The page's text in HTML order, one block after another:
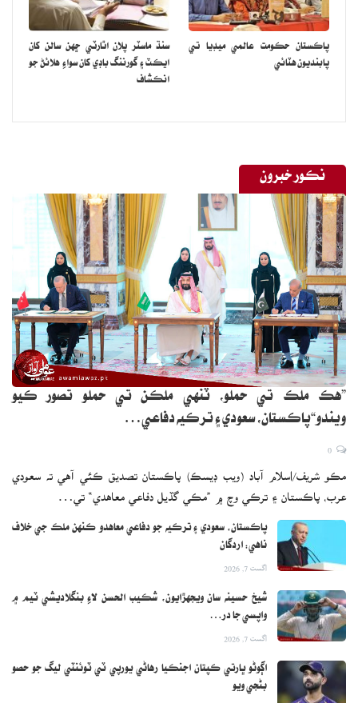
پاڪستان حڪومت عالمي ميڊيا تي
پابنديون هٽائي
سنڌ ماسٽر پلان اٿارٽي ڇهن سالن کان
ايڪٽ ۽ گورننگ باڊي کان سواءِ هلائڻ جو
انڪشاف
نڪور خبرون
”هڪ ملڪ تي حملو، ٽنهي ملڪن تي حملو تصور ڪيو
ويندو“پاڪستان، سعودي ۽ ترڪيه دفاعي…
مڪو شريف/اسلام آباد (ويب ڊيسڪ) پاڪستان تصديق ڪئي آهي ته سعودي
عرب، پاڪستان ۽ ترڪي وچ ۾ ”مڪي گڏيل دفاعي معاهدي“ تي…
پاڪستان، سعودي ۽ ترڪيه جو دفاعي معاهدو ڪنهن ملڪ جي خلاف
ناهي: اردگان
اگست 7, 2026
شيخ حسينه سان ويجهڙايون، شڪيب الحسن لاءِ بنگلاديشي ٽيم ۾
واپسي جا در…
اگست 7, 2026
اڳوڻو ڀارتي ڪپتان اجنڪيا رهاڻي يورپي ٽي ٽوئنٽي ليگ جو حصو
بڻجي ويو